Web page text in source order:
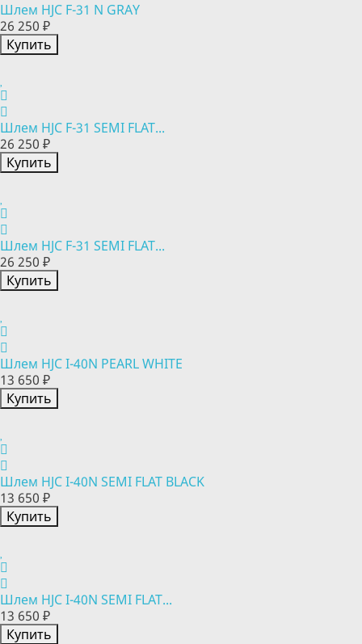
Шлем HJC F-31 N GRAY
26 250 ₽
Купить
Шлем HJC F-31 SEMI FLAT...
26 250 ₽
Купить
Шлем HJC F-31 SEMI FLAT...
26 250 ₽
Купить
Шлем HJC I-40N PEARL WHITE
13 650 ₽
Купить
Шлем HJC I-40N SEMI FLAT BLACK
13 650 ₽
Купить
Шлем HJC I-40N SEMI FLAT...
13 650 ₽
Купить